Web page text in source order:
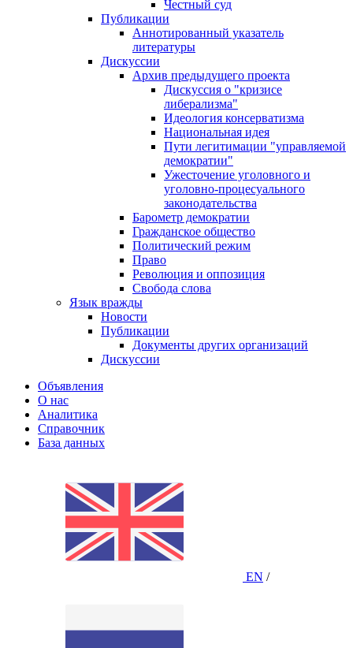
Честный суд
Публикации
Аннотированный указатель
литературы
Дискуссии
Архив предыдущего проекта
Дискуссия о "кризисе
либерализма"
Идеология консерватизма
Национальная идея
Пути легитимации "управляемой
демократии"
Ужесточение уголовного и
уголовно-процесуального
законодательства
Барометр демократии
Гражданское общество
Политический режим
Право
Революция и оппозиция
Свобода слова
Язык вражды
Новости
Публикации
Документы других организаций
Дискуссии
Объявления
О нас
Аналитика
Справочник
База данных
EN /